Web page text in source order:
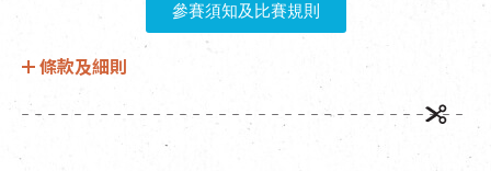
參賽須知及比賽規則
條款及細則